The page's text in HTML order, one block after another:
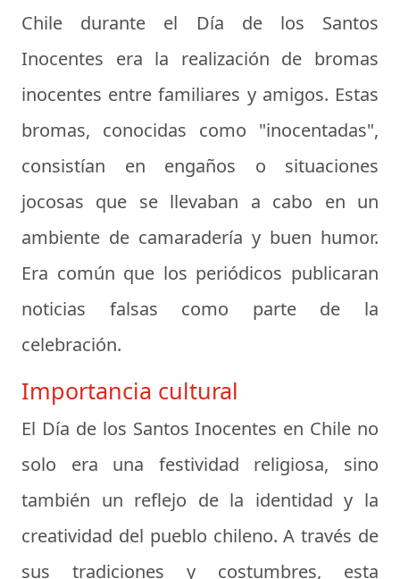
Chile durante el Día de los Santos
Inocentes era la realización de bromas
inocentes entre familiares y amigos. Estas
bromas, conocidas como "inocentadas",
consistían en engaños o situaciones
jocosas que se llevaban a cabo en un
ambiente de camaradería y buen humor.
Era común que los periódicos publicaran
noticias falsas como parte de la
celebración.
Importancia cultural
El Día de los Santos Inocentes en Chile no
solo era una festividad religiosa, sino
también un reflejo de la identidad y la
creatividad del pueblo chileno. A través de
sus tradiciones y costumbres, esta